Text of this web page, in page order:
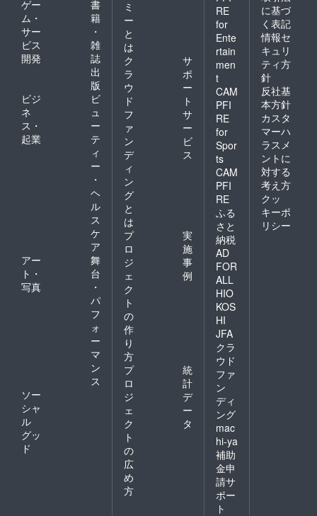
ゲー
ム・
サー
ビス
開発
書
籍
・
雑
誌
出
版
ビジ
ネ
ス・
起業
ビ
ュ
ー
テ
ィ
ー
・
ヘ
ル
ス
ケ
ア
アー
ト・
写真
舞
台
・
パ
フ
ォ
ー
マ
ン
ス
ソー
シャ
ル
グッ
ド
ミ
ー
と
は
ク
ラ
ウ
ド
フ
ァ
ン
デ
ィ
ン
グ
と
は
サ
ポ
ー
ト
サ
ー
ビ
ス
プ
ロ
ジ
ェ
ク
ト
の
作
り
方
実
施
事
例
プ
ロ
ジ
ェ
ク
ト
の
広
め
方
統
計
デ
ー
タ
RE
for
Ente
rtain
men
t
CAM
PFI
RE
for
Spor
ts
CAM
PFI
RE
ふる
さと
納税
AD
FOR
ALL
HIO
KOS
HI
JFA
クラ
ウド
ファ
ン
ディ
ング
mac
hi-ya
補助
金申
請サ
ポー
ト
に基づ
く表記
情報セ
キュリ
ティ方
針
反社基
本方針
カスタ
マーハ
ラスメ
ントに
対する
考え方
クッ
キーポ
リシー